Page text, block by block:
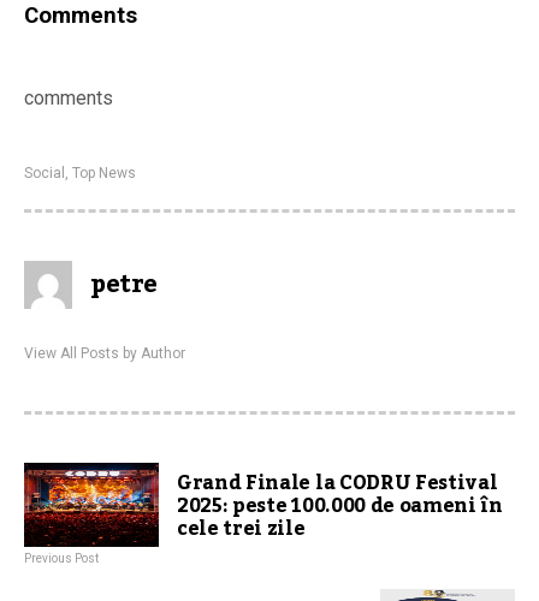
Comments
comments
Social , Top News
petre
View All Posts by Author
Grand Finale la CODRU Festival
2025: peste 100.000 de oameni în
cele trei zile
Previous Post